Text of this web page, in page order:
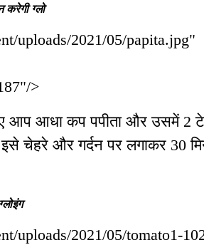
ग्लो
uploads/2021/05/papita.jpg"
>
आप आधा कप पपीता और उसमें 2
इसे चेहरे और गर्दन पर लगाकर 30
uploads/2021/05/tomato1-